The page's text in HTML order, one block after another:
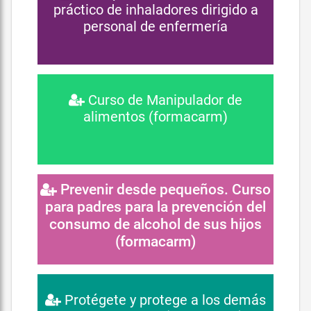
práctico de inhaladores dirigido a
personal de enfermería
Curso de Manipulador de
alimentos (formacarm)
Prevenir desde pequeños. Curso
para padres para la prevención del
consumo de alcohol de sus hijos
(formacarm)
Protégete y protege a los demás